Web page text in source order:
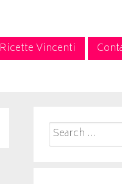
Ricette Vincenti
Search
for: